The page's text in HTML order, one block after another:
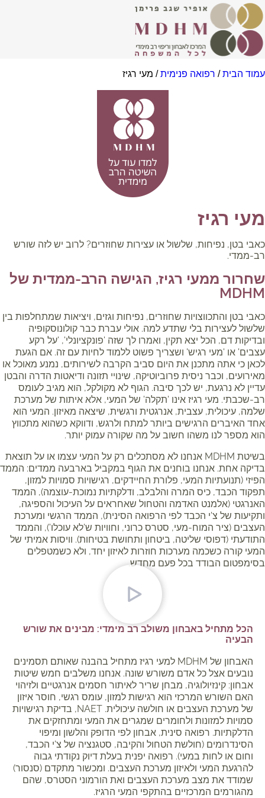
עמוד הבית/ רפואה פנימית/ מעי רגיז
מעי רגיז
כאבי בטן, נפיחות, שלשול או עצירות שחוזרים? לרוב יש לזה שורש
רב-ממדי.
שחרור ממעי רגיז, הגישה הרב-ממדית של
MDHM
כאבי בטן והתכווצויות שחוזרים, נפיחות וגזים, ויציאות שמתחלפות בין
שלשול לעצירות בלי שתדע למה. אולי עברת כבר קולונוסקופיה
ובדיקות דם, הכל יצא תקין, ואמרו לך שזה 'פונקציונלי', 'על רקע
עצבים' או 'מעי רגיש' ושצריך פשוט ללמוד לחיות עם זה. אם הגעת
לכאן כי אתה מתכנן את היום סביב הקרבה לשירותים, נמנע מאוכל או
מאירועים, וכבר ניסית פרוביוטיקה, שינויי תזונה ודיאטות הדרה והבטן
עדיין לא נרגעת, יש לכך סיבה. הגוף לא מקולקל, הוא מגיב לעומס
רב-שכבתי. מעי רגיז אינו 'תקלה' של המעי, אלא איתות של מערכת
שלמה, עיכולית, עצבית, אנרגטית ורגשית, שיצאה מאיזון. המעי הוא
אחד האיברים הרגישים ביותר למתח ולרגש, ודווקא כשהוא מתכווץ
הוא מספר לנו משהו חשוב על מה שקורה עמוק יותר.
בשיטת MDHM אנחנו לא מסתכלים רק על המעי עצמו או על תוצאת
בדיקה אחת. אנחנו בוחנים את הגוף במקביל בארבעה ממדים: הממד
הפיזי (תנועתיות המעי, פלורת החיידקים, רגישויות סמויות למזון,
תפקוד הכבד, כיס המרה והלבלב, ודלקתיות נמוכת-עוצמה), הממד
האנרגטי (אלמנט האדמה והטחול שאחראים על העיכול והספיגה,
ותקיעות של צ'י הכבד לפי הרפואה הסינית), הממד הרגשי ומערכת
העצבים (ציר המוח-מעי, סטרס כרוני, וחוויות ש'לא עוכלו'), והממד
התודעתי (דפוסי שליטה, ביטחון ותחושת בטיחות). וויסות אמיתי של
המעי קורה כשכמה מערכות חוזרות לאיזון יחד, ולא כשמטפלים
בסימפטום הבודד בכל פעם מחדש.
הכל מתחיל באבחון משולב רב מימדי: מבינים את שורש
הבעיה
האבחון של MDHM למעי רגיז מתחיל בהבנה שאותם תסמינים
נובעים אצל כל אדם משורש שונה. אנחנו משלבים חמש שיטות
אבחון: קינזיולוגיה, מבחן שריר לאיתור חסמים אנרגטיים ולזיהוי
האם השורש המרכזי הוא רגישות למזון, עומס רגשי, חוסר איזון
של מערכת העצבים או חולשה עיכולית. NAET, בדיקת רגישויות
סמויות למזונות ולחומרים שמגרים את המעי ומתחזקים את
הדלקתיות. רפואה סינית, אבחון לפי הדופק והלשון ומיפוי
הסינדרומים (חולשת הטחול והקיבה, סטגנציה של צ'י הכבד,
וחום או לחות במעי). רפואה יפנית בעלת דיוק נקודתי גבוה
להרגעת המעי ולאיזון מערכת העצבים. ומכשור מתקדם (סנסור)
שמודד את מצב מערכת העצבים ואת הורמוני הסטרס, שהם
מהגורמים המרכזיים בהתקפי המעי הרגיז.